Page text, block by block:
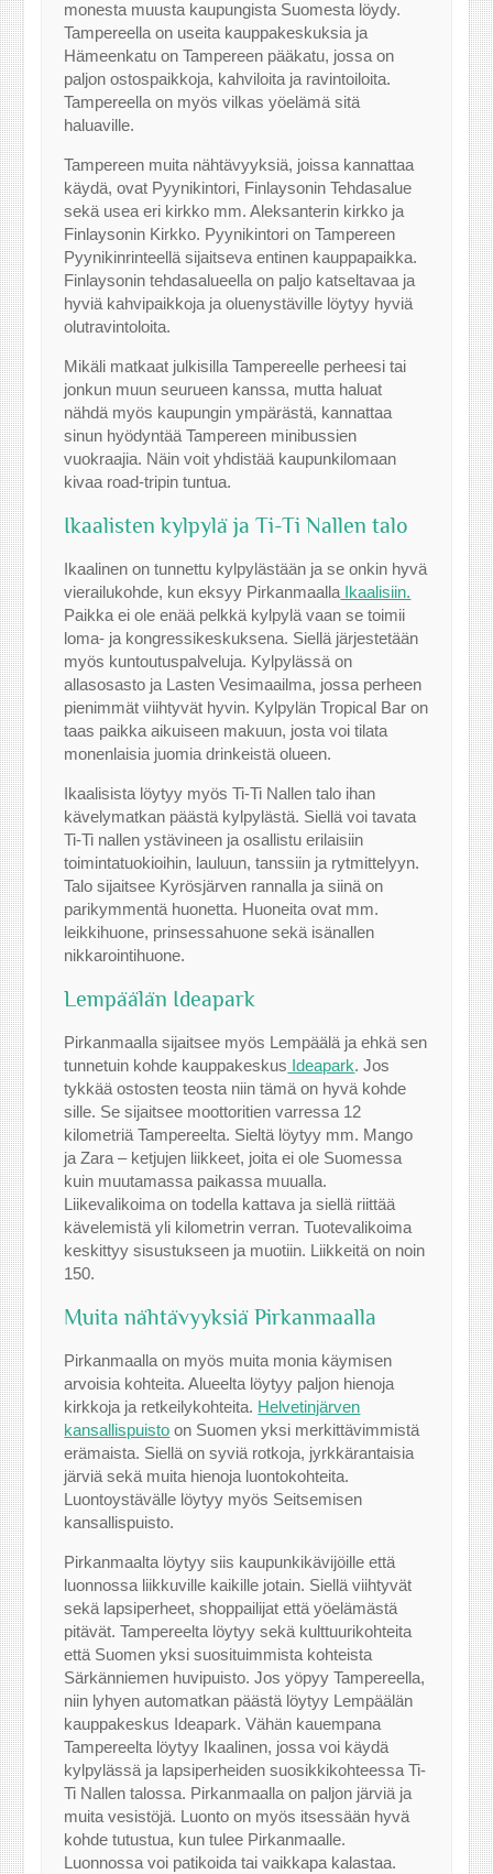
monesta muusta kaupungista Suomesta löydy.
Tampereella on useita kauppakeskuksia ja
Hämeenkatu on Tampereen pääkatu, jossa on
paljon ostospaikkoja, kahviloita ja ravintoiloita.
Tampereella on myös vilkas yöelämä sitä
haluaville.
Tampereen muita nähtävyyksiä, joissa kannattaa
käydä, ovat Pyynikintori, Finlaysonin Tehdasalue
sekä usea eri kirkko mm. Aleksanterin kirkko ja
Finlaysonin Kirkko. Pyynikintori on Tampereen
Pyynikinrinteellä sijaitseva entinen kauppapaikka.
Finlaysonin tehdasalueella on paljo katseltavaa ja
hyviä kahvipaikkoja ja oluenystäville löytyy hyviä
olutravintoloita.
Mikäli matkaat julkisilla Tampereelle perheesi tai
jonkun muun seurueen kanssa, mutta haluat
nähdä myös kaupungin ympärästä, kannattaa
sinun hyödyntää Tampereen minibussien
vuokraajia. Näin voit yhdistää kaupunkilomaan
kivaa road-tripin tuntua.
Ikaalisten kylpylä ja Ti-Ti Nallen talo
Ikaalinen on tunnettu kylpylästään ja se onkin hyvä
vierailukohde, kun eksyy Pirkanmaalla Ikaalisiin.
Paikka ei ole enää pelkkä kylpylä vaan se toimii
loma- ja kongressikeskuksena. Siellä järjestetään
myös kuntoutuspalveluja. Kylpylässä on
allasosasto ja Lasten Vesimaailma, jossa perheen
pienimmät viihtyvät hyvin. Kylpylän Tropical Bar on
taas paikka aikuiseen makuun, josta voi tilata
monenlaisia juomia drinkeistä olueen.
Ikaalisista löytyy myös Ti-Ti Nallen talo ihan
kävelymatkan päästä kylpylästä. Siellä voi tavata
Ti-Ti nallen ystävineen ja osallistu erilaisiin
toimintatuokioihin, lauluun, tanssiin ja rytmittelyyn.
Talo sijaitsee Kyrösjärven rannalla ja siinä on
parikymmentä huonetta. Huoneita ovat mm.
leikkihuone, prinsessahuone sekä isänallen
nikkarointihuone.
Lempäälän Ideapark
Pirkanmaalla sijaitsee myös Lempäälä ja ehkä sen
tunnetuin kohde kauppakeskus Ideapark. Jos
tykkää ostosten teosta niin tämä on hyvä kohde
sille. Se sijaitsee moottoritien varressa 12
kilometriä Tampereelta. Sieltä löytyy mm. Mango
ja Zara – ketjujen liikkeet, joita ei ole Suomessa
kuin muutamassa paikassa muualla.
Liikevalikoima on todella kattava ja siellä riittää
kävelemistä yli kilometrin verran. Tuotevalikoima
keskittyy sisustukseen ja muotiin. Liikkeitä on noin
150.
Muita nähtävyyksiä Pirkanmaalla
Pirkanmaalla on myös muita monia käymisen
arvoisia kohteita. Alueelta löytyy paljon hienoja
kirkkoja ja retkeilykohteita. Helvetinjärven
kansallispuisto on Suomen yksi merkittävimmistä
erämaista. Siellä on syviä rotkoja, jyrkkärantaisia
järviä sekä muita hienoja luontokohteita.
Luontoystävälle löytyy myös Seitsemisen
kansallispuisto.
Pirkanmaalta löytyy siis kaupunkikävijöille että
luonnossa liikkuville kaikille jotain. Siellä viihtyvät
sekä lapsiperheet, shoppailijat että yöelämästä
pitävät. Tampereelta löytyy sekä kulttuurikohteita
että Suomen yksi suosituimmista kohteista
Särkänniemen huvipuisto. Jos yöpyy Tampereella,
niin lyhyen automatkan päästä löytyy Lempäälän
kauppakeskus Ideapark. Vähän kauempana
Tampereelta löytyy Ikaalinen, jossa voi käydä
kylpylässä ja lapsiperheiden suosikkikohteessa Ti-
Ti Nallen talossa. Pirkanmaalla on paljon järviä ja
muita vesistöjä. Luonto on myös itsessään hyvä
kohde tutustua, kun tulee Pirkanmaalle.
Luonnossa voi patikoida tai vaikkapa kalastaa.